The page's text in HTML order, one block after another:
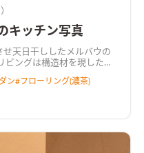
キッチン写真
天日干ししたメルバウの
。
ン#フローリング(濃茶)